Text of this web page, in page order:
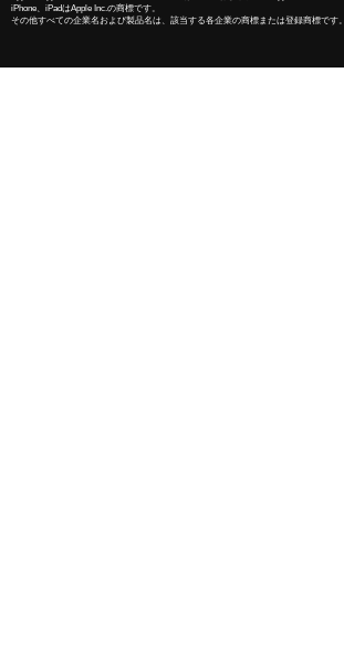
iPhone、iPadはApple Inc.の商標です。
その他すべての企業名および製品名は、該当する各企業の商標または登録商標です。